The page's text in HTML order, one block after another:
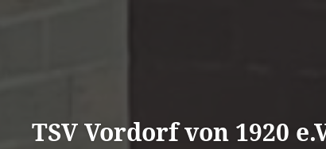
TSV Vordorf von 1920